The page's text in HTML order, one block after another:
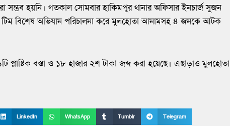
সম্ভব হয়নি। গতকাল সোমবার হাকিমপুর থানার অফিসার ইনচার্জ সুজন
টিম বিশেষ অভিযান পরিচালনা করে মুলহোতা আনামসহ ৪ জনকে আটক
প্লাষ্টিক বস্তা ও ১৮ হাজার ২শ টাকা জব্দ করা হয়েছে। এছাড়াও মুলহোতা
LinkedIn WhatsApp Tumblr Telegram